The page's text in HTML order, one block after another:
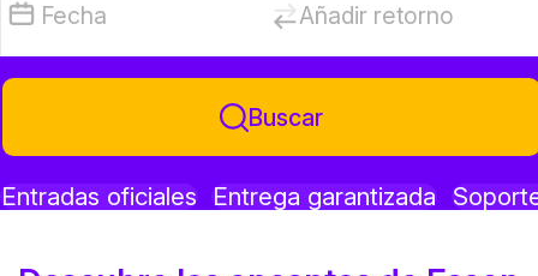
Fecha Añadir retorno
Buscar
Entradas oficiales Entrega garantizada